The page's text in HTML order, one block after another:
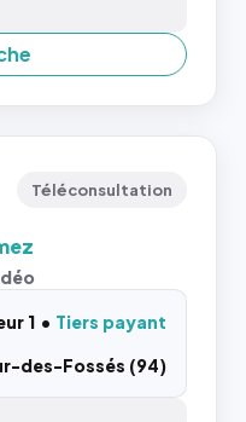
Téléconsultation
1
Tiers payant
des-Fossés (94)